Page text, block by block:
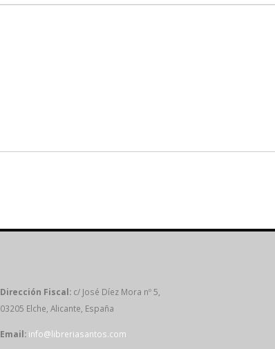
Dirección Fiscal: c/ José Díez Mora nº 5,
03205 Elche, Alicante, España
Email: info@libreriasantos.com